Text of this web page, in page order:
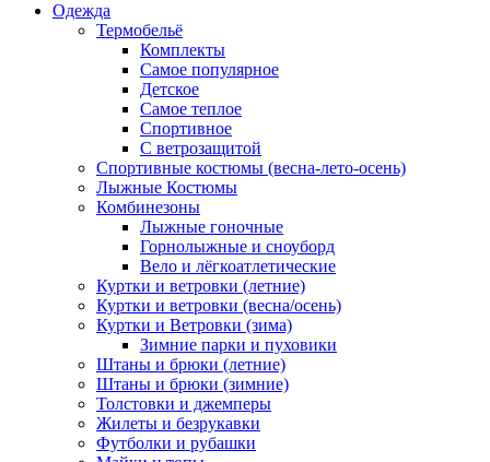
Одежда
Термобельё
Комплекты
Самое популярное
Детское
Самое теплое
Спортивное
С ветрозащитой
Спортивные костюмы (весна-лето-осень)
Лыжные Костюмы
Комбинезоны
Лыжные гоночные
Горнолыжные и сноуборд
Вело и лёгкоатлетические
Куртки и ветровки (летние)
Куртки и ветровки (весна/осень)
Куртки и Ветровки (зима)
Зимние парки и пуховики
Штаны и брюки (летние)
Штаны и брюки (зимние)
Толстовки и джемперы
Жилеты и безрукавки
Футболки и рубашки